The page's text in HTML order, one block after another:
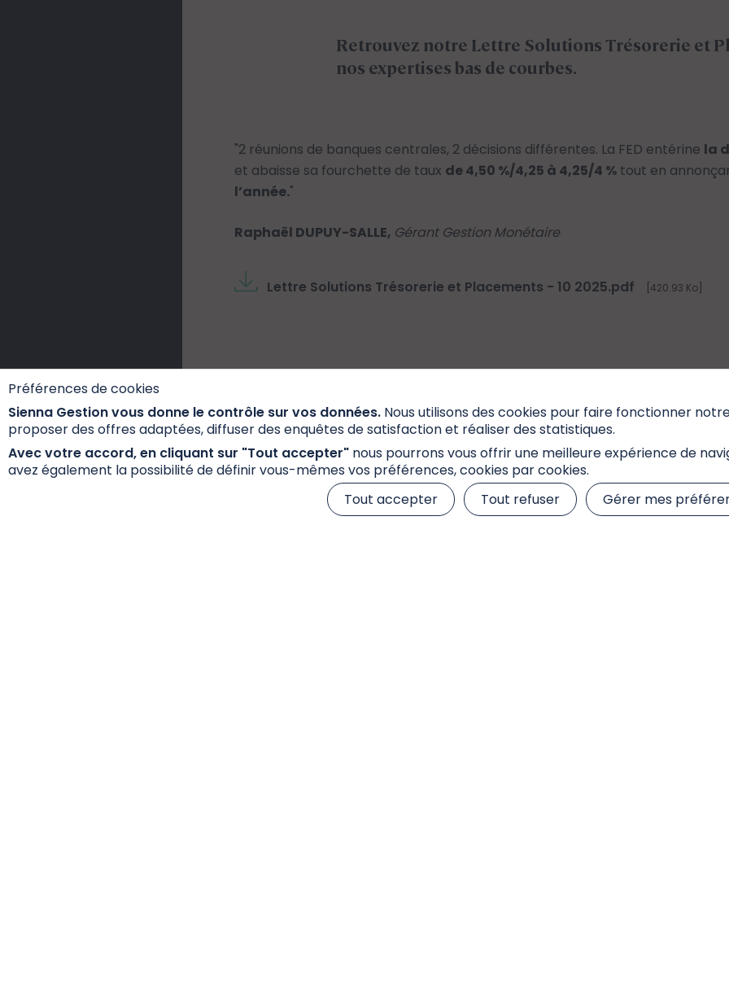
Préférences de cookies
Sienna Gestion vous donne le contrôle sur vos données. Nous utilisons des cookies pour faire fonctionner
proposer des offres adaptées, diffuser des enquêtes de satisfaction et réaliser des statistiques.
Avec votre accord, en cliquant sur "Tout accepter" nous pourrons vous offrir une meilleure expérience de
avez également la possibilité de définir vous-mêmes vos préférences, cookies par cookies.
Tout accepter
Tout refuser Gérer mes
Retrouvez notre Lettre Solutions Trésorerie et
nos expertises bas de courbes.
"‌​​​​2 réunions de banques centrales, 2 décisions différentes. La FED entérine la
et abaisse sa fourchette de taux de 4,50 %/4,25 à 4,25/4 %tout en
l’année."
Raphaël DUPUY-SALLE, Gérant Gestion Monétaire
Lettre Solutions Trésorerie et Placements - 10 2025.pdf 420.93 Ko
Actualités
Accéder à l'ensemble de nos Accéder à l'ensemble de nos
Newsletters